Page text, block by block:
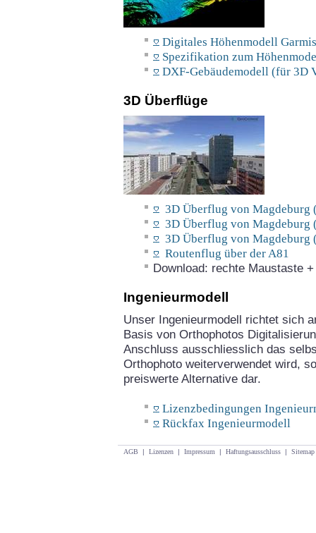
Digitales Höhenmodell
Spezifikation zum
DXF-Gebäudemodell (für 3D
3D Überflüge
3D Überflug von Magdeburg
3D Überflug von
3D Überflug von Magdeburg
Routenflug über der A81
Download: rechte Maustaste
Ingenieurmodell
Unser Ingenieurmodell richtet sich
Basis von Orthophotos
Anschluss ausschliesslich das
Orthophoto weiterverwendet wird,
preiswerte Alternative dar.
Lizenzbedingungen
Rückfax Ingenieurmodell
AGB | Lizenzen | Impressum | Haftungsausschluss | Sitemap